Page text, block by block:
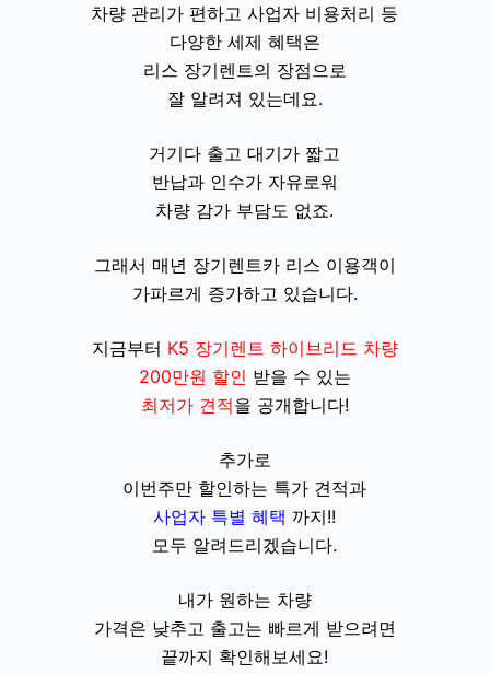
차량 관리가 편하고 사업자 비용처리 등
다양한 세제 혜택은
리스 장기렌트의 장점으로
잘 알려져 있는데요.
거기다 출고 대기가 짧고
반납과 인수가 자유로워
차량 감가 부담도 없죠.
그래서 매년 장기렌트카 리스 이용객이
가파르게 증가하고 있습니다.
지금부터 K5 장기렌트 하이브리드 차량
200만원 할인 받을 수 있는
최저가 견적을 공개합니다!
추가로
이번주만 할인하는 특가 견적과
사업자 특별 혜택 까지!!
모두 알려드리겠습니다.
내가 원하는 차량
가격은 낮추고 출고는 빠르게 받으려면
끝까지 확인해보세요!